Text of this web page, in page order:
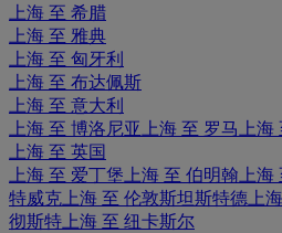
上海 至 希腊
上海 至 雅典
上海 至 匈牙利
上海 至 布达佩斯
上海 至 意大利
上海 至 博洛尼亚 上海 至 罗马 上
上海 至 英国
上海 至 爱丁堡 上海 至 伯明翰 上
特威克 上海 至 伦敦斯坦斯特德 上
彻斯特 上海 至 纽卡斯尔